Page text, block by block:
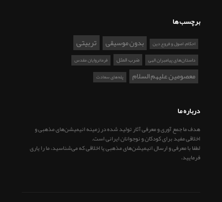
برچسب ها
احکام، اصول و فروع دین بدون موسیقی تربیتی
داستان‌های پیامبران الهی ضرب المثل فرمانروایان مقدس
معصومین علیهم السلام پله‌های سعادت
درباره ما
هدف ما جمع آوری و معرفی آثار تولید شده در زمینه انیمیشن‌های مذهبی و
اخلاقی مفید برای کودکان و نوجوانان ایرانی است.
لطفا با معرفی و ارسال انیمیشن‌های مذهبی یا اخلاقی که می‌شناسید، ما را یاری
فرمایید.